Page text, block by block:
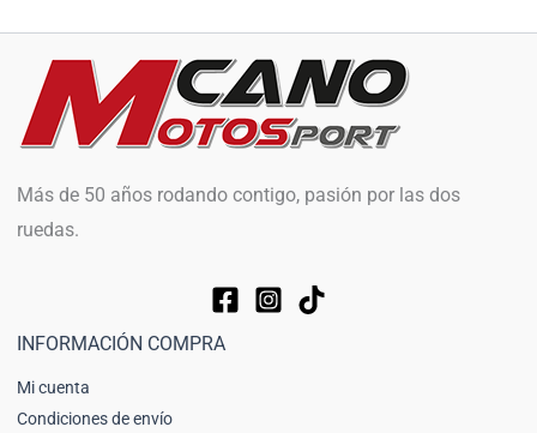
Más de 50 años rodando contigo, pasión por las dos
ruedas.
INFORMACIÓN COMPRA
Mi cuenta
Condiciones de envío